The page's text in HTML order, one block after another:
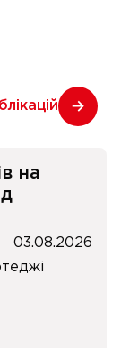
на
03.08.2026